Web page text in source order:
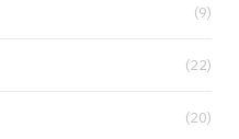
(9)
(22)
(20)